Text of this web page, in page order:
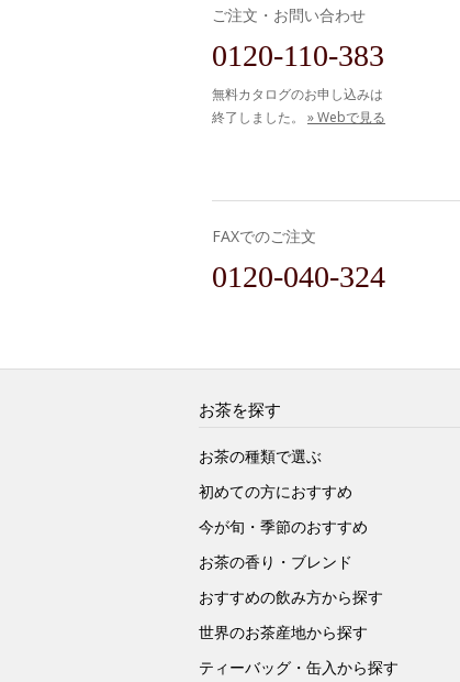
ご注文・お問い合わせ
0120-110-383
無料カタログのお申し込みは
終了しました。 » Webで見る
FAXでのご注文
0120-040-324
お茶を探す
お茶の種類で選ぶ
初めての方におすすめ
今が旬・季節のおすすめ
お茶の香り・ブレンド
おすすめの飲み方から探す
世界のお茶産地から探す
ティーバッグ・缶入から探す